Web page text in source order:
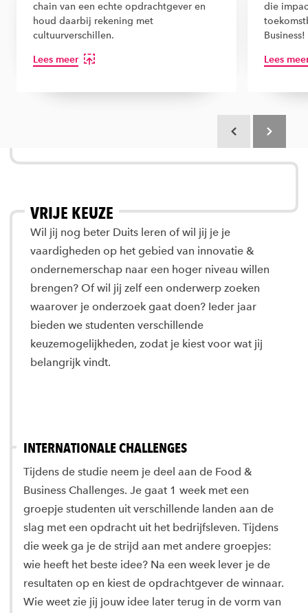
chain van een echte opdrachtgever en
houd daarbij rekening met
cultuurverschillen.
Lees meer
die
Business!
Lees
VRIJE KEUZE
Wil jij nog beter Duits leren of wil jij je je
vaardigheden op het gebied van innovatie &
ondernemerschap naar een hoger niveau willen
brengen? Of wil jij zelf een onderwerp zoeken
waarover je onderzoek gaat doen? Ieder jaar
bieden we studenten verschillende
keuzemogelijkheden, zodat je kiest voor wat jij
belangrijk vindt.
INTERNATIONALE CHALLENGES
Tijdens de studie neem je deel aan de Food &
Business Challenges. Je gaat 1 week met een
groepje studenten uit verschillende landen aan de
slag met een opdracht uit het bedrijfsleven. Tijdens
die week ga je de strijd aan met andere groepjes:
wie heeft het beste idee? Na een week lever je de
resultaten op en kiest de opdrachtgever de winnaar.
Wie weet zie jij jouw idee later terug in de vorm van